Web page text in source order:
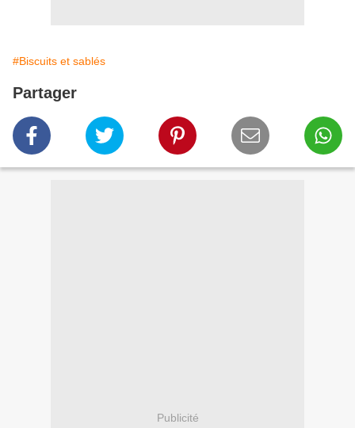
#Biscuits et sablés
Partager
Publicité